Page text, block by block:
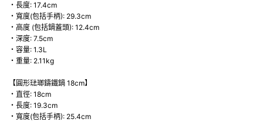
・長度: 17.4cm
・寬度(包括手柄): 29.3cm
・高度 (包括鍋蓋頭): 12.4cm
・深度: 7.5cm
・容量: 1.3L
・重量: 2.11kg
【圓形琺瑯鑄鐵鍋 18cm】
・直徑: 18cm
・長度: 19.3cm
・寬度(包括手柄): 25.4cm